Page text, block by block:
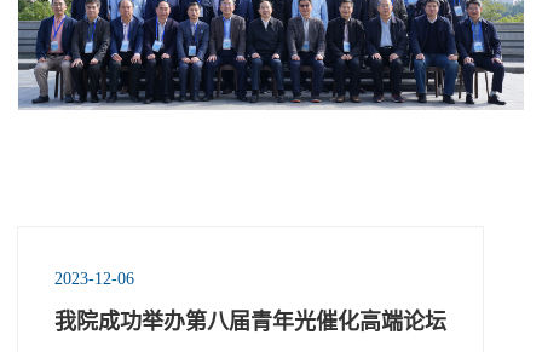
2023-12-06
我院成功举办第八届青年光催化高端论坛